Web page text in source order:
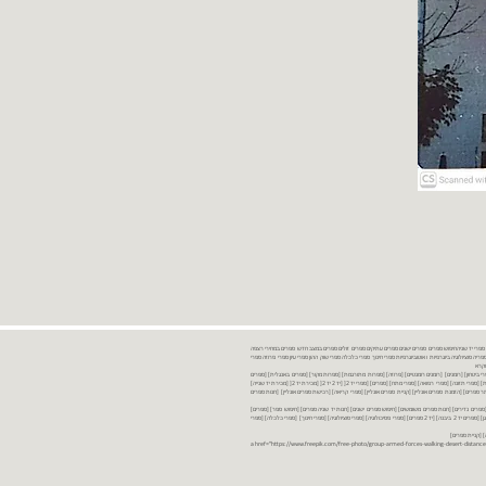
ספרים יד שניה ספרים משומשים ספרים חדשים ספרים יד 2 מכירת ספרים יד שניה ספרי יד שניהחיפוש ספרים ספרים ישנים ספרים עתיקים ספרים זולים ספרים במצב חדש ספרים במחירי רצפה
במבצע ספרים יד 2 ברמת גן ספרים יד 2 ביבנה יד 2 ספרים ספרי פסיכולוגיה ספריה סוציולוגיה ביוגרפיות ו אוטוביוגרפיות ספרי חינוך ספרי כלכלה ספרי שוק ההון ספרי עיון ספרי פרוזה ספרי
ביטחון] [רומנים] [רומנים רומנטיים] [פרוזה] [ספרות מתורגמת] [ספרות מקור] [ספרים באנגלית] [ספרים
חדשים מהחנות] [ספרים מומלצים] [ספרי בישול] [ספרי עידן חדש] [ספרי עסקים] [ספרי מורשת] [מחזות] [ספרי שירה] [ספרי בריאות] [ספרי תזונה] [ספרי רפואה] [ספרי מתח] [ספרים] [ספרי יד 2[ [יד 2 יד 2[ [מכירת יד 2[ [מכירת יד שנייה]
יד 2[ [ספר] [ספרים יד 2[ [הזמנת ספרים] [יד 2 ספרים] [ספרים בזול] [אתר ספרים] [הזמנת ספרים אונליין] [קניית ספרים אונליין] [ספרי קריאה] [רכישת ספרים אונליין] [חנות ספרים
נדירים] [חנות ספרים משומשים] [חיפוש ספרים ישנים] [חנות יד שניה ספרים] [חיפוש ספר] [ספרים]
[חנות ספרים זולים] [ספרים חדשים] [ספרים במחירי רצפה] [ספרים במשלוח חינם] [ספרים במשלוח עד הבית] [ספרים יד 2 ברמת גן] [ספרים יד 2 ביבנה] [יד 2 ספרים] [ספרי פסיכולוגיה] [ספרי סוציולוגיה] [ספרי חינוך] [ספרי כלכלה] [ספרי
[קניית ספרים]
<a href="https://www.freepik.com/free-photo/group-armed-forces-walking-desert-